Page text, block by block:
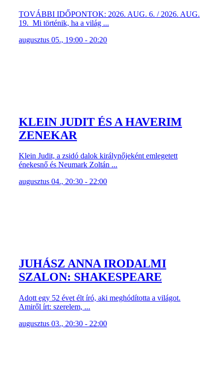
TOVÁBBI IDŐPONTOK: 2026. AUG. 6. / 2026. AUG.
19. Mi történik, ha a világ ...
augusztus 05., 19:00 - 20:20
KLEIN JUDIT ÉS A HAVERIM
ZENEKAR
Klein Judit, a zsidó dalok királynőjeként emlegetett
énekesnő és Neumark Zoltán ...
augusztus 04., 20:30 - 22:00
JUHÁSZ ANNA IRODALMI
SZALON: SHAKESPEARE
Adott egy 52 évet élt író, aki meghódította a világot.
Amiről írt: szerelem, ...
augusztus 03., 20:30 - 22:00